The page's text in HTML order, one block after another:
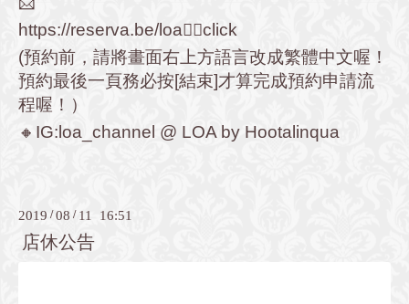
https://reserva.be/loa👈🏻click
(預約前，請將畫面右上方語言改成繁體中文喔！
預約最後一頁務必按[結束]才算完成預約申請流
程喔！）
🔸IG:loa_channel @ LOA by Hootalinqua
2019 /08 / 11 16:51
店休公告